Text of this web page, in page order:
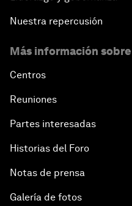
Nuestra repercusión
Más información
Centros
Reuniones
Partes interesadas
Historias del Foro
Notas de prensa
Galería de fotos